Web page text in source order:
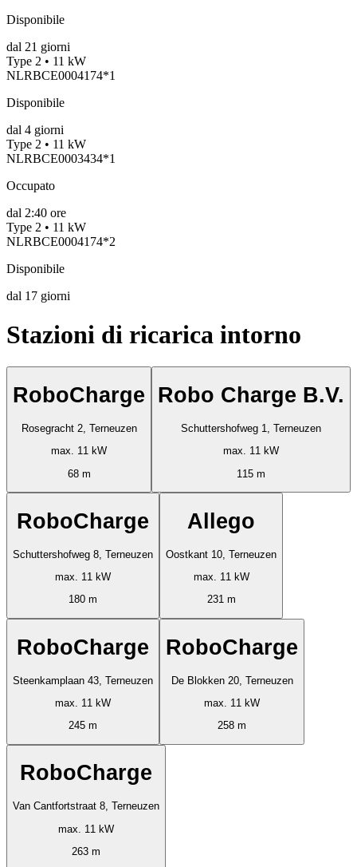
Disponibile
dal 21 giorni
Type 2 • 11 kW
NLRBCE0004174*1
Disponibile
dal 4 giorni
Type 2 • 11 kW
NLRBCE0003434*1
Occupato
dal 2:40 ore
Type 2 • 11 kW
NLRBCE0004174*2
Disponibile
dal 17 giorni
Stazioni di ricarica intorno
RoboCharge
Rosegracht 2, Terneuzen
max. 11 kW
68 m
Robo Charge B.V.
Schuttershofweg 1, Terneuzen
max. 11 kW
115 m
RoboCharge
Schuttershofweg 8, Terneuzen
max. 11 kW
180 m
Allego
Oostkant 10, Terneuzen
max. 11 kW
231 m
RoboCharge
Steenkamplaan 43, Terneuzen
max. 11 kW
245 m
RoboCharge
De Blokken 20, Terneuzen
max. 11 kW
258 m
RoboCharge
Van Cantfortstraat 8, Terneuzen
max. 11 kW
263 m